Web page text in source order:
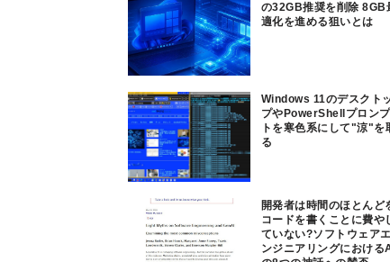
の32GB推奨を削除 8GB
適化を進める狙いとは
Windows 11のデスクト
プやPowerShellプロンプ
トを寒色系にして"涼"を
る
開発者は時間のほとんど
コードを書くことに費や
ていない?ソフトウェアエ
ンジニアリングにおける